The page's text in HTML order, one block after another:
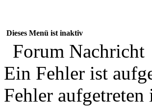
Dieses Menü ist inaktiv
Forum Nachricht
Ein Fehler ist
Fehler